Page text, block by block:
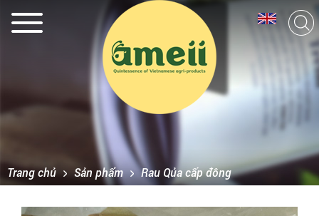
Trang chủ Sản phẩm Rau Qủa cấp đông